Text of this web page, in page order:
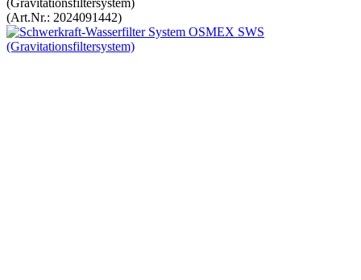
(Gravitationsfiltersystem)
(Art.Nr.: 2024091442)